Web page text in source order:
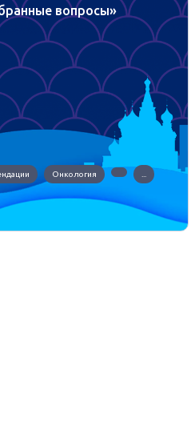
вопросы»
Онкология ...